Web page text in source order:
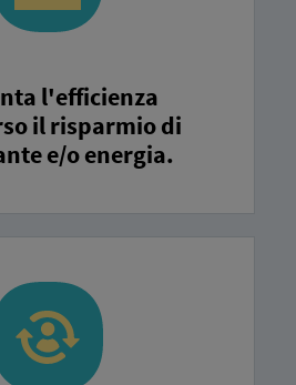
l'efficienza
il risparmio di
e/o energia.